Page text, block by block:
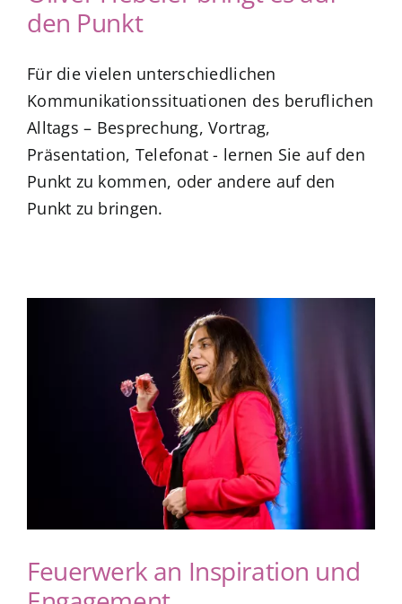
den Punkt
Für die vielen unterschiedlichen
Kommunikationssituationen des beruflichen
Alltags – Besprechung, Vortrag,
Präsentation, Telefonat - lernen Sie auf den
Punkt zu kommen, oder andere auf den
Punkt zu bringen.
Feuerwerk an Inspiration und